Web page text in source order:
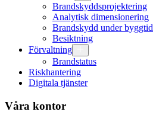
Brandskyddsprojektering
Analytisk dimensionering
Brandskydd under byggtid
Besiktning
Förvaltning
Brandstatus
Riskhantering
Digitala tjänster
Våra kontor